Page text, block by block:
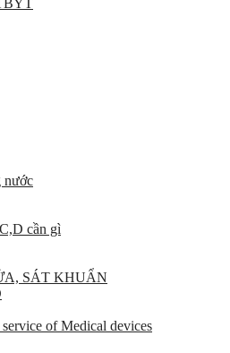
nước
cần gì
SÁT KHUẨN
of Medical devices